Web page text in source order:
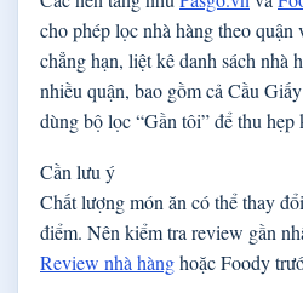
cho phép lọc nhà hàng theo quận
chẳng hạn, liệt kê danh sách nhà
nhiều quận, bao gồm cả Cầu
dùng bộ lọc “Gần tôi” để thu hẹp
Cần lưu ý
Chất lượng món ăn có thể thay
điểm. Nên kiểm tra review gần
Review nhà hànghoặc Foody